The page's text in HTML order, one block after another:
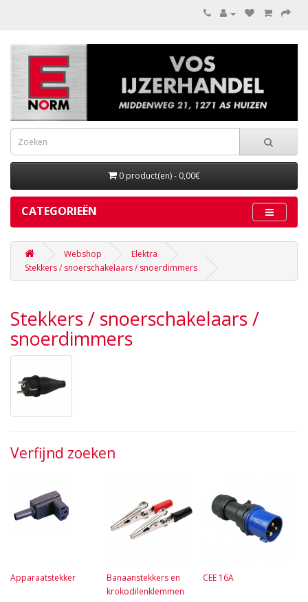
0 product(en) - 0,00€
CATEGORIEËN
Webshop
Elektra
Stekkers / snoerschakelaars / snoerdimmers
Stekkers / snoerschakelaars /
snoerdimmers
Verfijnd zoeken
Apparaatstekker
Banaanstekkers en
krokodilenklemmen
CEE 16A